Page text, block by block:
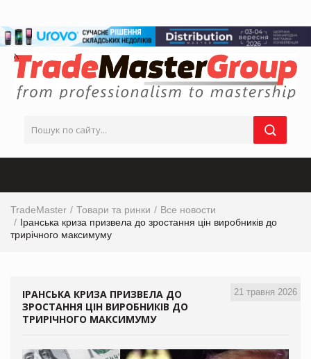
TradeMaster Товари та ринки
Все новости
Іранська криза призвела до зростання цін виробників до
трирічного максимуму
21 травня 2026
ІРАНСЬКА КРИЗА ПРИЗВЕЛА ДО
ЗРОСТАННЯ ЦІН ВИРОБНИКІВ ДО
ТРИРІЧНОГО МАКСИМУМУ